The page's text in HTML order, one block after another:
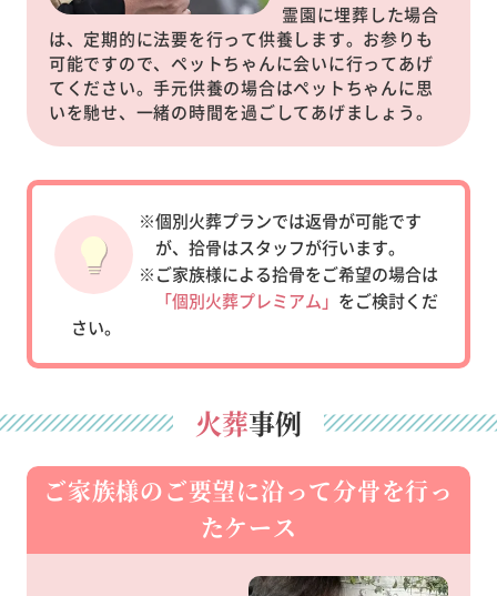
霊園に埋葬した場合
は、定期的に法要を行って供養します。お参りも
可能ですので、ペットちゃんに会いに行ってあげ
てください。手元供養の場合はペットちゃんに思
いを馳せ、一緒の時間を過ごしてあげましょう。
※個別火葬プランでは返骨が可能です
が、拾骨はスタッフが行います。
※ご家族様による拾骨をご希望の場合は
「個別火葬プレミアム」 をご検討くだ
さい。
火葬事例
ご家族様のご要望に沿って分骨を行っ
たケース